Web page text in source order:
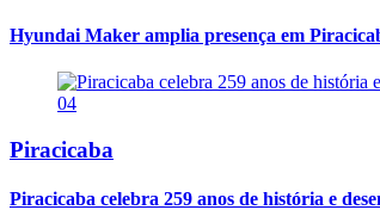
Hyundai Maker amplia presença em
04
Piracicaba
Piracicaba celebra 259 anos de história e